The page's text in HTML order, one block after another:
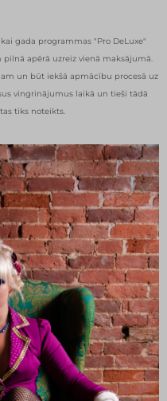
gada programmas "Pro DeLuxe"
apērā uzreiz vienā maksājumā.
un būt iekšā apmācību procesā uz
vingrinājumus laikā un tieši tādā
tiks noteikts.